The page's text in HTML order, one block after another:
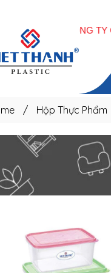
/ Hộp Thực Phẩm